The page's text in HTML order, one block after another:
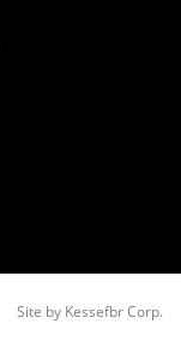
Site by Kessefbr Corp.